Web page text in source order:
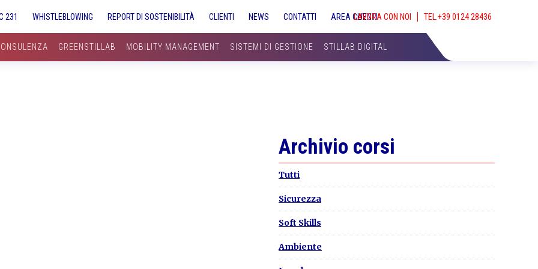
231 WHISTLEBLOWING REPORT DI SOSTENIBILITÀ CLIENTI NEWS CONTATTI AREA CLIENTILAVORA CON NOI
GREENSTILLAB MOBILITY MANAGEMENT SISTEMI DI GESTIONE STILLAB DIGITAL
Primary
Sidebar
Archivio corsi
Tutti
Sicurezza
Soft Skills
Ambiente